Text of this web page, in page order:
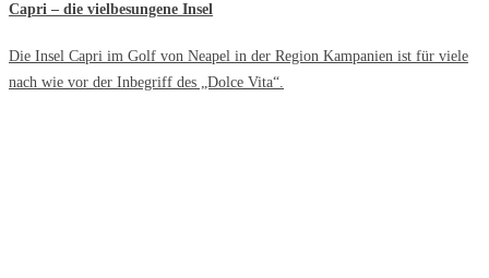
Capri – die vielbesungene Insel
Die Insel Capri im Golf von Neapel in der Region Kampanien ist für viele
nach wie vor der Inbegriff des „Dolce Vita“.